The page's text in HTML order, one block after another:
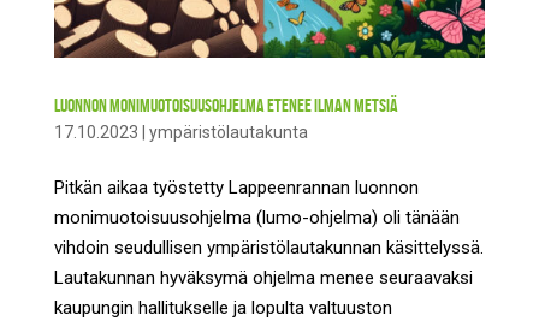
Luonnon monimuotoisuusohjelma etenee ilman metsiä
17.10.2023 ympäristölautakunta
Pitkän aikaa työstetty Lappeenrannan luonnon
monimuotoisuusohjelma (lumo-ohjelma) oli tänään
vihdoin seudullisen ympäristölautakunnan käsittelyssä.
Lautakunnan hyväksymä ohjelma menee seuraavaksi
kaupungin hallitukselle ja lopulta valtuuston